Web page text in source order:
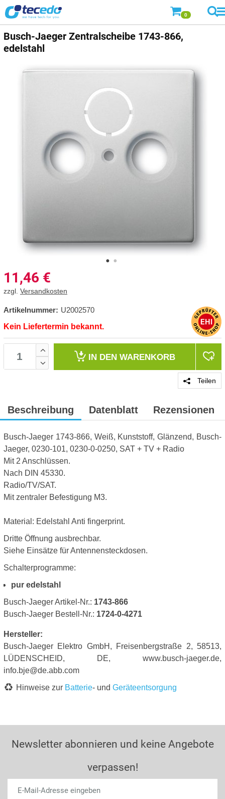
0
Busch-Jaeger Zentralscheibe 1743-866,
edelstahl
11,46 €
zzgl. Versandkosten
Artikelnummer: U2002570
Kein Liefertermin bekannt.
IN DEN WARENKORB
Teilen
Beschreibung Datenblatt Rezensionen
Busch-Jaeger 1743-866, Weiß, Kunststoff, Glänzend, Busch-
Jaeger, 0230-101, 0230-0-0250, SAT + TV + Radio
Mit 2 Anschlüssen.
Nach DIN 45330.
Radio/TV/SAT.
Mit zentraler Befestigung M3.
Material: Edelstahl Anti fingerprint.
Dritte Öffnung ausbrechbar.
Siehe Einsätze für Antennensteckdosen.
Schalterprogramme:
pur edelstahl
Busch-Jaeger Artikel-Nr.: 1743-866
Busch-Jaeger Bestell-Nr.: 1724-0-4271
Hersteller:
Busch-Jaeger Elektro GmbH, Freisenbergstraße 2, 58513,
LÜDENSCHEID, DE, www.busch-jaeger.de,
info.bje@de.abb.com
Hinweise zur Batterie- und Geräteentsorgung
Newsletter abonnieren und keine Angebote
verpassen!